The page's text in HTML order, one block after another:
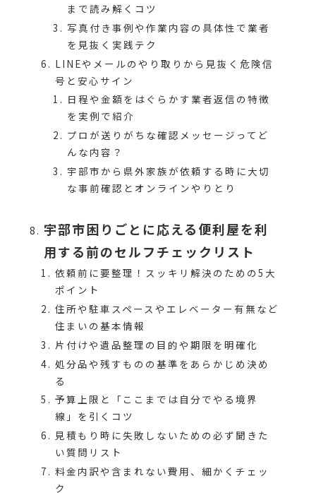
まで読み解くコツ
写真付き事例や作業内容の具体性で業者
を見抜く実践テク
LINEやメールのやり取りから見抜く危険信
号と安心サイン
日程や金額をはぐらかす業者返信の特徴
を実例で紹介
プロが送りがちな確認メッセージってど
んな内容？
宇部市から県外家族が依頼する時に大切
な事前確認とオンラインやりとり
宇部市困りごとに応える便利屋を利
用する前のセルフチェックリスト
依頼前に要整理！スッキリ解決のための5大
ポイント
住所や駐車スペースやエレベーター有無など
住まいの基本情報
片付けや遺品整理の目的や期限を明確化
処分品や残すものの基準をあらかじめ決め
る
予算上限と「ここまでは自分でやる境界
線」を引くコツ
見積もり時に失敗しないための必ず聞きた
い質問リスト
料金内訳や含まれない費用、細かくチェッ
ク